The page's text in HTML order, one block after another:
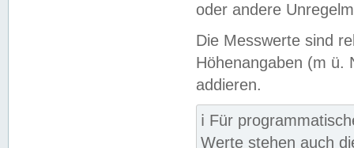
oder andere
Die Messwerte sind
Höhenangaben (m ü.
addieren.
ℹ️ Für
Werte stehen auch